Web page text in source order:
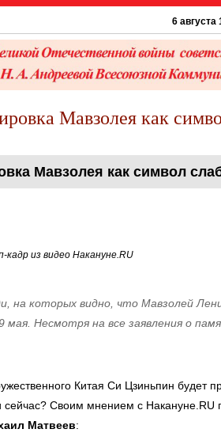
6 августа 1945
Мавзолея как
Мавзолея как символ
кадр из видео Накануне.RU
на которых видно, что Мавзолей
мая. Несмотря на все заявления о
Китая Си Цзиньпин будет
сейчас? Своим мнением с Накануне.RU
Матвеев: